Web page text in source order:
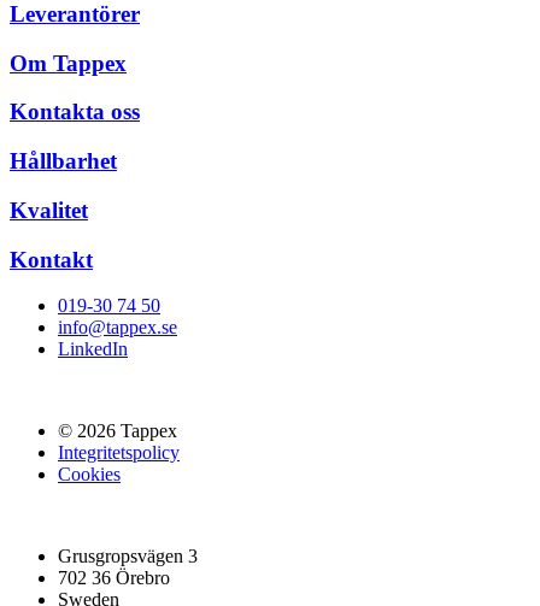
Leverantörer
Om Tappex
Kontakta oss
Hållbarhet
Kvalitet
Kontakt
019-30 74 50
info@tappex.se
LinkedIn
© 2026 Tappex
Integritetspolicy
Cookies
Grusgropsvägen 3
702 36 Örebro
Sweden